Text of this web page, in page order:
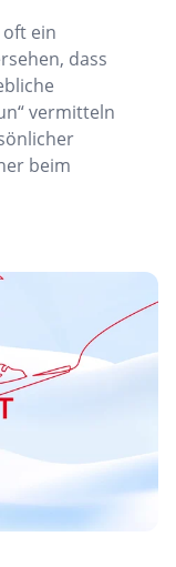
ein
dass
vermitteln
beim